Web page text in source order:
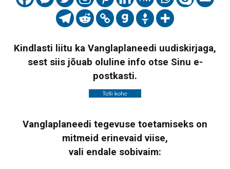
Kindlasti liitu ka Vanglaplaneedi uudiskirjaga,
sest siis jõuab oluline info otse Sinu e-
postkasti.
Vanglaplaneedi tegevuse toetamiseks on
mitmeid erinevaid viise,
vali endale sobivaim: